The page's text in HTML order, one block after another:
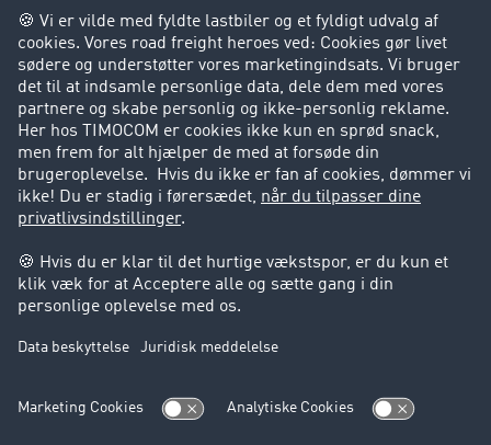
Kunder hverver kunder
Success Stories
Support
Support
Juridiske forhold
Kolofon
Brugerbetingelser